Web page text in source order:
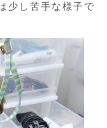
少し苦手な様子で